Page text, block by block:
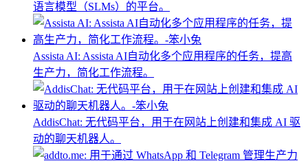
语言模型（SLMs）的平台。
Assista AI: Assista AI自动化多个应用程序的任务，提高
生产力，简化工作流程。
AddisChat: 无代码平台，用于在网站上创建和集成 AI 驱
动的聊天机器人。